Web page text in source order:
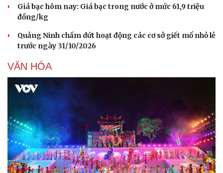
Cải chính
Giá bạc hôm nay: Giá bạc trong nước ở mức 61,9 triệu
đồng/kg
Quảng Ninh chấm dứt hoạt động các cơ sở giết mổ nhỏ lẻ
trước ngày 31/10/2026
VĂN HÓA